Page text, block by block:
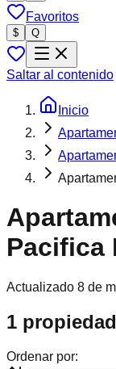
Favoritos
$ Q
Saltar al contenido
Inicio
Pacifica
Actualizado 8 de
1
Ordenar por: